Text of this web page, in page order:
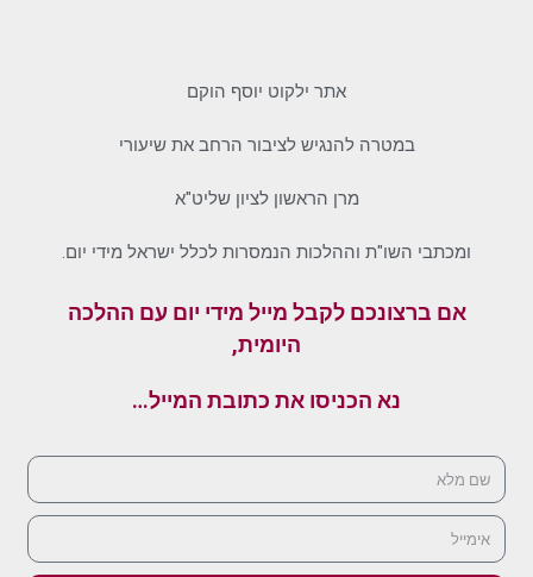
אתר ילקוט יוסף הוקם
במטרה להנגיש לציבור הרחב את שיעורי
מרן הראשון לציון שליט"א
ומכתבי השו"ת וההלכות הנמסרות לכלל ישראל מידי יום.
אם ברצונכם לקבל מייל מידי יום עם ההלכה
היומית,
נא הכניסו את כתובת המייל…